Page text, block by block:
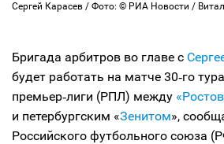
Сергей Карасев / Фото: © РИА Новости /
Бригада арбитров во главе с
будет работать на матче 30‑го
премьер‑лиги (РПЛ) между
и петербургским «Зенитом»,
Российского футбольного союза